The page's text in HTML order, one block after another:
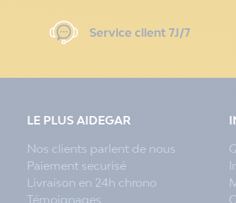
Service client 7J/7
LE PLUS AIDEGAR
Nos clients parlent de nous
Paiement securisé
Livraison en 24h chrono
Témoignages